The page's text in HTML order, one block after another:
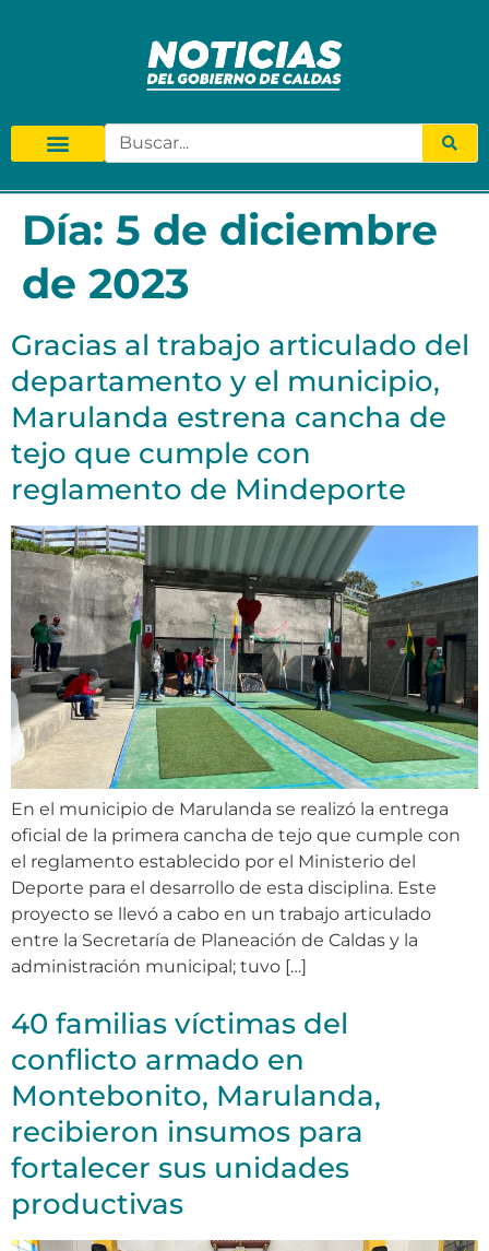
Día: 5 de diciembre
de 2023
Gracias al trabajo articulado del
departamento y el municipio,
Marulanda estrena cancha de
tejo que cumple con
reglamento de Mindeporte
En el municipio de Marulanda se realizó la entrega
oficial de la primera cancha de tejo que cumple con
el reglamento establecido por el Ministerio del
Deporte para el desarrollo de esta disciplina. Este
proyecto se llevó a cabo en un trabajo articulado
entre la Secretaría de Planeación de Caldas y la
administración municipal; tuvo […]
40 familias víctimas del
conflicto armado en
Montebonito, Marulanda,
recibieron insumos para
fortalecer sus unidades
productivas